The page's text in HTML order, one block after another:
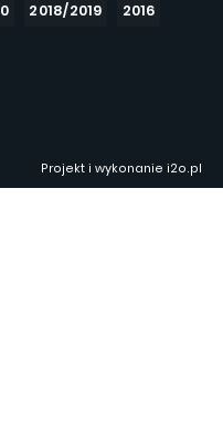
2018/2019 2016
Projekt i wykonanie i2o.pl